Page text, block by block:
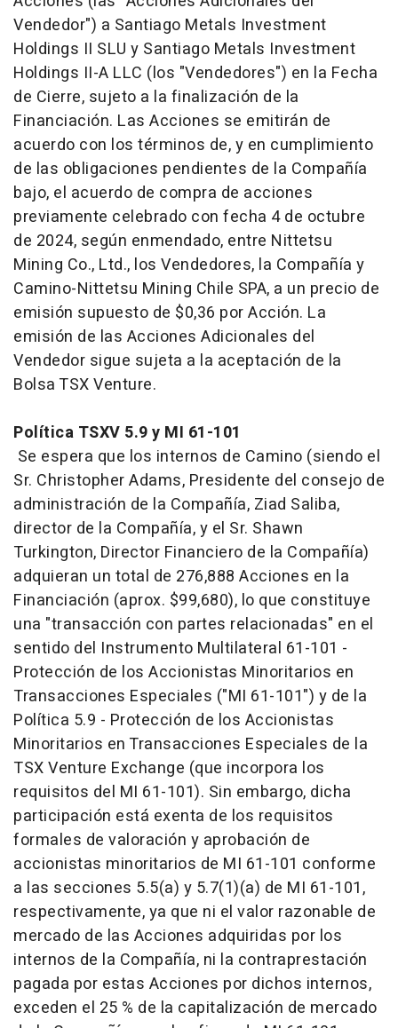
Vendedor") a Santiago Metals Investment
Holdings II SLU y Santiago Metals Investment
Holdings II-A LLC (los "Vendedores") en la Fecha
de Cierre, sujeto a la finalización de la
Financiación. Las Acciones se emitirán de
acuerdo con los términos de, y en cumplimiento
de las obligaciones pendientes de la Compañía
bajo, el acuerdo de compra de acciones
previamente celebrado con fecha 4 de octubre
de 2024, según enmendado, entre Nittetsu
Mining Co., Ltd., los Vendedores, la Compañía y
Camino-Nittetsu Mining Chile SPA, a un precio de
emisión supuesto de $0,36 por Acción. La
emisión de las Acciones Adicionales del
Vendedor sigue sujeta a la aceptación de la
Bolsa TSX Venture.
Política TSXV 5.9 y MI 61-101
Se espera que los internos de Camino (siendo el
Sr. Christopher Adams, Presidente del consejo de
administración de la Compañía, Ziad Saliba,
director de la Compañía, y el Sr. Shawn
Turkington, Director Financiero de la Compañía)
adquieran un total de 276,888 Acciones en la
Financiación (aprox. $99,680), lo que constituye
una "transacción con partes relacionadas" en el
sentido del Instrumento Multilateral 61-101 -
Protección de los Accionistas Minoritarios en
Transacciones Especiales ("MI 61-101") y de la
Política 5.9 - Protección de los Accionistas
Minoritarios en Transacciones Especiales de la
TSX Venture Exchange (que incorpora los
requisitos del MI 61-101). Sin embargo, dicha
participación está exenta de los requisitos
formales de valoración y aprobación de
accionistas minoritarios de MI 61-101 conforme
a las secciones 5.5(a) y 5.7(1)(a) de MI 61-101,
respectivamente, ya que ni el valor razonable de
mercado de las Acciones adquiridas por los
internos de la Compañía, ni la contraprestación
pagada por estas Acciones por dichos internos,
exceden el 25 % de la capitalización de mercado